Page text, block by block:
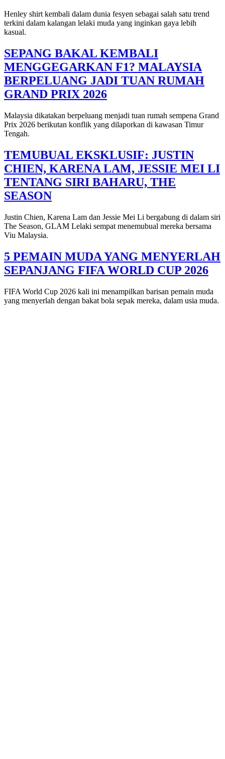
Henley shirt kembali dalam dunia fesyen sebagai salah satu trend
terkini dalam kalangan lelaki muda yang inginkan gaya lebih
kasual.
SEPANG BAKAL KEMBALI
MENGGEGARKAN F1? MALAYSIA
BERPELUANG JADI TUAN RUMAH
GRAND PRIX 2026
Malaysia dikatakan berpeluang menjadi tuan rumah sempena Grand
Prix 2026 berikutan konflik yang dilaporkan di kawasan Timur
Tengah.
TEMUBUAL EKSKLUSIF: JUSTIN
CHIEN, KARENA LAM, JESSIE MEI LI
TENTANG SIRI BAHARU, THE
SEASON
Justin Chien, Karena Lam dan Jessie Mei Li bergabung di dalam siri
The Season, GLAM Lelaki sempat menemubual mereka bersama
Viu Malaysia.
5 PEMAIN MUDA YANG MENYERLAH
SEPANJANG FIFA WORLD CUP 2026
FIFA World Cup 2026 kali ini menampilkan barisan pemain muda
yang menyerlah dengan bakat bola sepak mereka, dalam usia muda.